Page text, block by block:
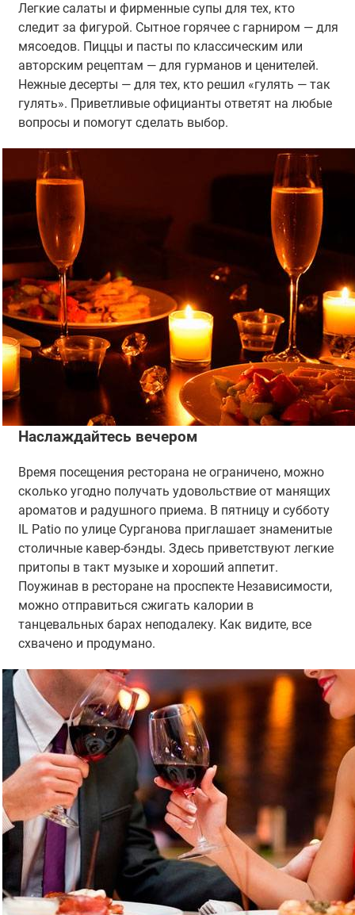
Легкие салаты и фирменные супы для тех, кто
следит за фигурой. Сытное горячее с гарниром — для
мясоедов. Пиццы и пасты по классическим или
авторским рецептам — для гурманов и ценителей.
Нежные десерты — для тех, кто решил «гулять — так
гулять». Приветливые официанты ответят на любые
вопросы и помогут сделать выбор.
Наслаждайтесь вечером
Время посещения ресторана не ограничено, можно
сколько угодно получать удовольствие от манящих
ароматов и радушного приема. В пятницу и субботу
IL Patio по улице Сурганова приглашает знаменитые
столичные кавер-бэнды. Здесь приветствуют легкие
притопы в такт музыке и хороший аппетит.
Поужинав в ресторане на проспекте Независимости,
можно отправиться сжигать калории в
танцевальных барах неподалеку. Как видите, все
схвачено и продумано.